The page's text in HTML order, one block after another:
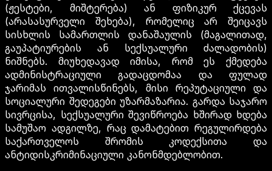
(ჟესტები, მიშტერება) ან ფიზიკურ ქცევას
(არასასურველი შეხება), რომელიც არ შეიცავს
სისხლის სამართლის დანაშაულის (მაგალითად,
გაუპატიურების ან სექსუალური ძალადობის)
ნიშნებს. მიუხედავად იმისა, რომ ეს ქმედება
ადმინისტრაციული გადაცდომაა და ფულად
ჯარიმას ითვალისწინებს, მისი რეპუტაციული და
სოციალური შედეგები უზარმაზარია. გარდა საჯარო
სივრცისა, სექსუალური შევიწროება ხშირად ხდება
სამუშაო ადგილზე, რაც დამატებით რეგულირდება
საქართველოს შრომის კოდექსითა და
ანტიდისკრიმინაციული კანონმდებლობით.